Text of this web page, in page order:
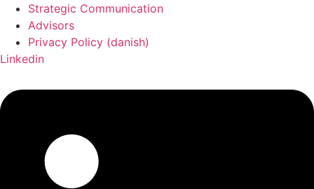
Strategic Communication
Advisors
Privacy Policy (danish)
Linkedin